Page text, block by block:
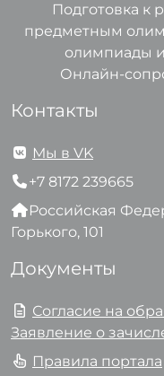
Подготовка к
предметным
олимпиады
Онлайн-
Контакты
Мы в VK
+7 8172 239665
Российская
Горького, 101
Документы
Согласие на
Заявление о
Правила портала